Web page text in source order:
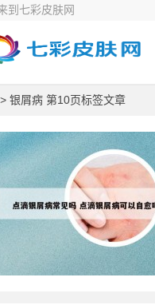
到七彩皮肤网
> 银屑病 第10页标签文章